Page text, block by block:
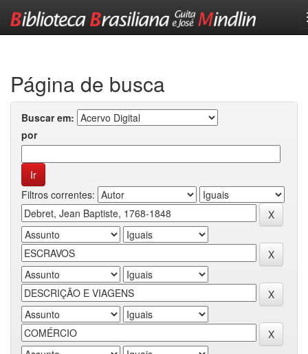
Página de busca
Buscar em:
por
Filtros correntes: